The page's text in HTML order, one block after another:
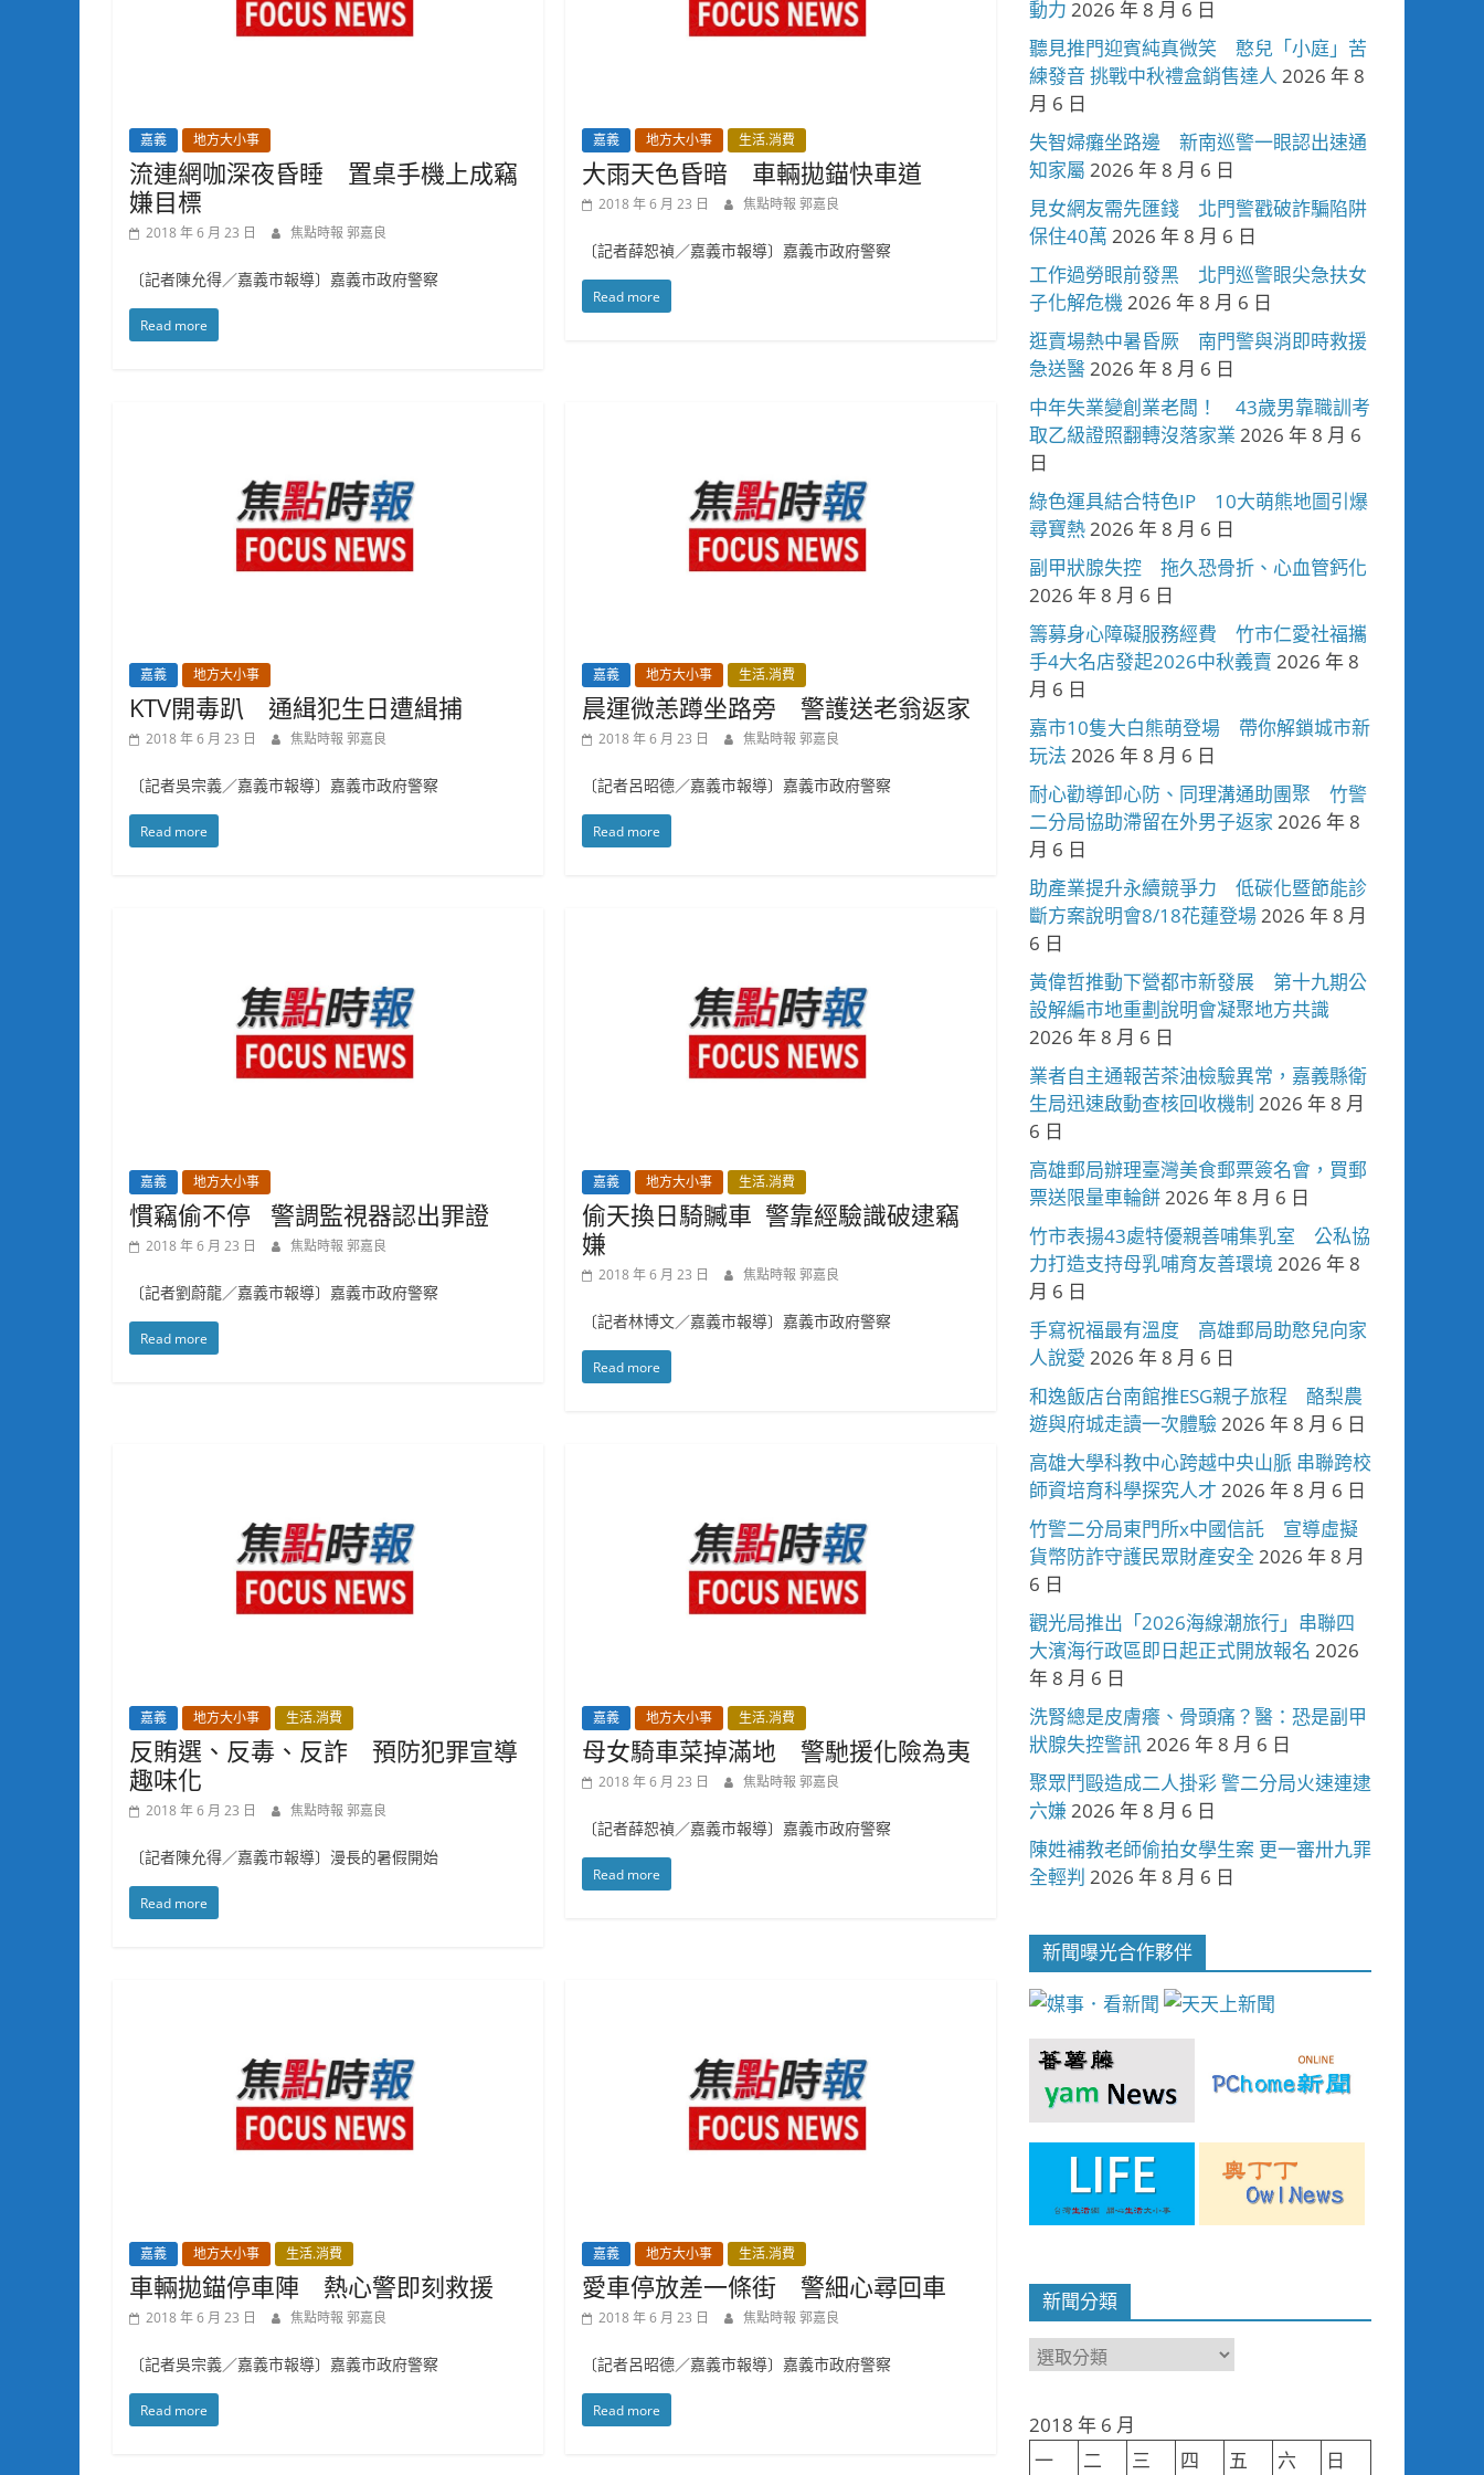
嘉義 地方大小事
流連網咖深夜昏睡 置桌手機上成竊
嫌目標
2018 年 6 月 23 日 焦點時報 郭嘉良
〔記者陳允得／嘉義市報導〕嘉義市政府警察
Read more
嘉義 地方大小事 生活.消費
大雨天色昏暗 車輛拋錨快車道
2018 年 6 月 23 日 焦點時報 郭嘉良
〔記者薛恕禎／嘉義市報導〕嘉義市政府警察
Read more
嘉義 地方大小事
KTV開毒趴 通緝犯生日遭緝捕
2018 年 6 月 23 日 焦點時報 郭嘉良
〔記者吳宗義／嘉義市報導〕嘉義市政府警察
Read more
嘉義 地方大小事 生活.消費
晨運微恙蹲坐路旁 警護送老翁返家
2018 年 6 月 23 日 焦點時報 郭嘉良
〔記者呂昭德／嘉義市報導〕嘉義市政府警察
Read more
嘉義 地方大小事
慣竊偷不停 警調監視器認出罪證
2018 年 6 月 23 日 焦點時報 郭嘉良
〔記者劉蔚龍／嘉義市報導〕嘉義市政府警察
Read more
嘉義 地方大小事 生活.消費
偷天換日騎贓車 警靠經驗識破逮竊
嫌
2018 年 6 月 23 日 焦點時報 郭嘉良
〔記者林博文／嘉義市報導〕嘉義市政府警察
Read more
嘉義 地方大小事 生活.消費
反賄選、反毒、反詐 預防犯罪宣導
趣味化
2018 年 6 月 23 日 焦點時報 郭嘉良
〔記者陳允得／嘉義市報導〕漫長的暑假開始
Read more
嘉義 地方大小事 生活.消費
母女騎車菜掉滿地 警馳援化險為夷
2018 年 6 月 23 日 焦點時報 郭嘉良
〔記者薛恕禎／嘉義市報導〕嘉義市政府警察
Read more
嘉義 地方大小事 生活.消費
車輛拋錨停車陣 熱心警即刻救援
2018 年 6 月 23 日 焦點時報 郭嘉良
〔記者吳宗義／嘉義市報導〕嘉義市政府警察
Read more
嘉義 地方大小事 生活.消費
愛車停放差一條街 警細心尋回車
2018 年 6 月 23 日 焦點時報 郭嘉良
〔記者呂昭德／嘉義市報導〕嘉義市政府警察
Read more
動力 2026 年 8 月 6 日
聽見推門迎賓純真微笑 憨兒「小庭」苦
練發音 挑戰中秋禮盒銷售達人 2026 年 8
月 6 日
失智婦癱坐路邊 新南巡警一眼認出速通
知家屬 2026 年 8 月 6 日
見女網友需先匯錢 北門警戳破詐騙陷阱
保住40萬 2026 年 8 月 6 日
工作過勞眼前發黑 北門巡警眼尖急扶女
子化解危機2026 年 8 月 6 日
逛賣場熱中暑昏厥 南門警與消即時救援
急送醫2026 年 8 月 6 日
中年失業變創業老闆！ 43歲男靠職訓考
取乙級證照翻轉沒落家業 2026 年 8 月 6
日
綠色運具結合特色IP 10大萌熊地圖引爆
尋寶熱2026 年 8 月 6 日
副甲狀腺失控 拖久恐骨折、心血管鈣化
2026 年 8 月 6 日
籌募身心障礙服務經費 竹市仁愛社福攜
手4大名店發起2026中秋義賣 2026 年 8
月 6 日
嘉市10隻大白熊萌登場 帶你解鎖城市新
玩法 2026 年 8 月 6 日
耐心勸導卸心防、同理溝通助團聚 竹警
二分局協助滯留在外男子返家 2026 年 8
月 6 日
助產業提升永續競爭力 低碳化暨節能診
斷方案說明會8/18花蓮登場2026 年 8 月
6 日
黃偉哲推動下營都市新發展 第十九期公
設解編市地重劃說明會凝聚地方共識
2026 年 8 月 6 日
業者自主通報苦茶油檢驗異常，嘉義縣衛
生局迅速啟動查核回收機制 2026 年 8 月
6 日
高雄郵局辦理臺灣美食郵票簽名會，買郵
票送限量車輪餅2026 年 8 月 6 日
竹市表揚43處特優親善哺集乳室 公私協
力打造支持母乳哺育友善環境2026 年 8
月 6 日
手寫祝福最有溫度 高雄郵局助憨兒向家
人說愛 2026 年 8 月 6 日
和逸飯店台南館推ESG親子旅程 酪梨農
遊與府城走讀一次體驗2026 年 8 月 6 日
高雄大學科教中心跨越中央山脈 串聯跨校
師資培育科學探究人才 2026 年 8 月 6 日
竹警二分局東門所x中國信託 宣導虛擬
貨幣防詐守護民眾財產安全 2026 年 8 月
6 日
觀光局推出「2026海線潮旅行」串聯四
大濱海行政區即日起正式開放報名 2026
年 8 月 6 日
洗腎總是皮膚癢、骨頭痛？醫：恐是副甲
狀腺失控警訊2026 年 8 月 6 日
聚眾鬥毆造成二人掛彩 警二分局火速連逮
六嫌2026 年 8 月 6 日
陳姓補教老師偷拍女學生案 更一審卅九罪
全輕判 2026 年 8 月 6 日
新聞曝光合作夥伴
新聞分類
新
類
2018 年 6 月
一
二 三 四 五 六 日